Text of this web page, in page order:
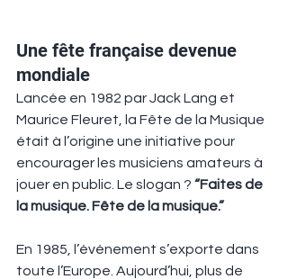
Une fête française devenue
mondiale
Lancée en 1982 par Jack Lang et
Maurice Fleuret, la Fête de la Musique
était à l’origine une initiative pour
encourager les musiciens amateurs à
jouer en public. Le slogan ? “Faites de
la musique. Fête de la musique.”
En 1985, l’événement s’exporte dans
toute l’Europe. Aujourd’hui, plus de